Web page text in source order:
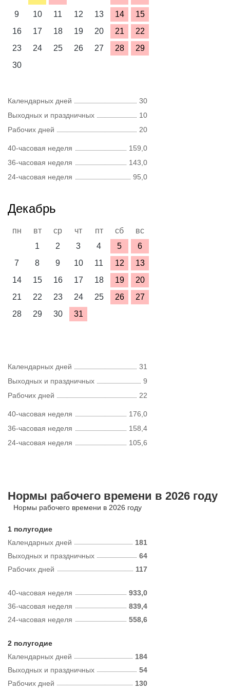
9
10 11 12 13 14
15
16
17 18 19 20 21
22
23
24 25 26 27 28
29
30
Календарных дней
30
Выходных и праздничных
10
Рабочих дней
20
40-часовая неделя
159,0
36-часовая неделя
143,0
24-часовая неделя
95,0
Декабрь
пн вт ср чт пт сб
вс
1
2 3 4 5
6
7
8 9 10 11 12
13
14
15 16 17 18 19
20
21
22 23 24 25 26
27
28
29 30 31
Календарных дней
31
Выходных и праздничных
9
Рабочих дней
22
40-часовая неделя
176,0
36-часовая неделя
158,4
24-часовая неделя
105,6
Нормы рабочего времени в 2026 году
Нормы рабочего времени в 2026 году
1 полугодие
Календарных дней
181
Рабочих дней 117
Выходных и праздничных 64
40-часовая неделя
933,0
36-часовая неделя
839,4
24-часовая неделя
558,6
2 полугодие
Календарных дней
184
Рабочих дней 130
Выходных и праздничных 54